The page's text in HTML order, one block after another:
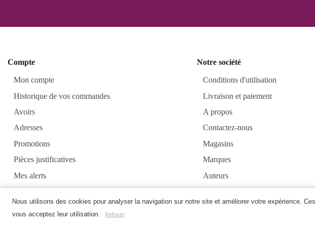
Nous utilisons des cookies pour analyser la navigation sur notre site et améliorer votre expérience.
vous acceptez leur utilisation.
Refuser
Compte
Mon compte
Historique de vos commandes
Avoirs
Adresses
Promotions
Pièces justificatives
Mes alerts
Notre société
Conditions d'utilisation
Livraison et paiement
A propos
Contactez-nous
Magasins
Marques
Auteurs